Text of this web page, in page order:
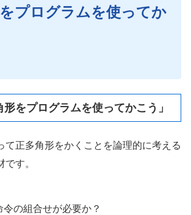
プログラムを使ってか
をプログラムを使ってかこう」
て正多角形をかくことを論理的に考える
す。
令の組合せが必要か？